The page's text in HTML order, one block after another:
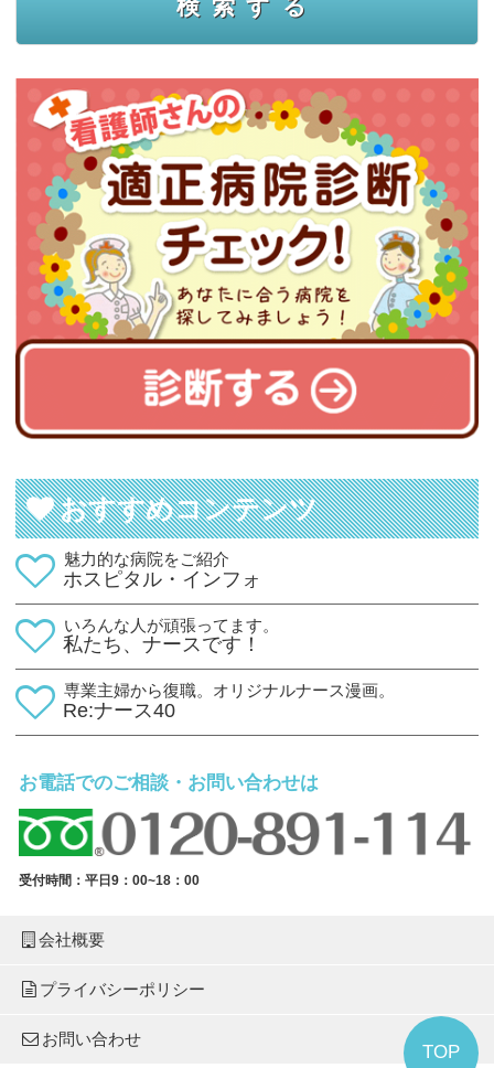
おすすめコンテンツ
魅力的な病院をご紹介
ホスピタル・インフォ
いろんな人が頑張ってます。
私たち、ナースです！
専業主婦から復職。オリジナルナース漫画。
Re:ナース40
TOP
お電話でのご相談・お問い合わせは
受付時間：平日9：00~18：00
会社概要
プライバシーポリシー
お問い合わせ